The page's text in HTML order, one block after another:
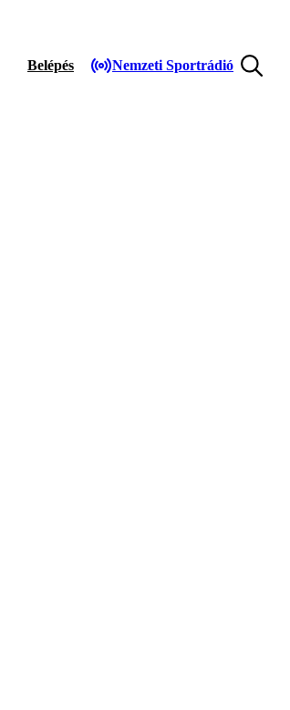
Belépés Nemzeti Sportrádió